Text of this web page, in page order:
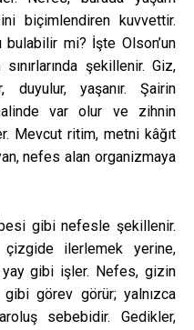
biçimlendiren kuvvettir.
mi? İşte Olson’un
şekillenir. Giz,
duyulur, yaşanır. Şairin
var olur ve zihnin
Mevcut ritim, metni kâğıt
nefes alan organizmaya
gibi nefesle şekillenir.
ilerlemek yerine,
gibi işler. Nefes, gizin
görev görür; yalnızca
sebebidir. Gedikler,